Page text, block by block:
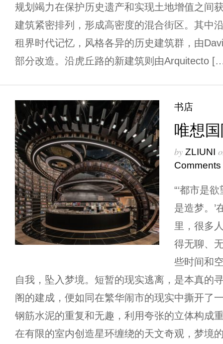
规划竭力在保护历史遗产和实现土地增值之间
建筑紧密排列，形成高密度的混合街区。其中
租界时代记忆，风格各异的历史建筑群，由
部分改造。沿虎丘路的新建筑则由Arquitecto
书店
唯想
by ZLIUNI
Comments
“‘都市是
是造梦。’
里，很多
得无聊、
些时间和
自我，坠入梦境。短暂的现实逃离，是本真
阁的建成，便如同在繁华闹市的现实中撕开了
钢筋水泥的重复和无趣，利用夸张的立体构成
在有限的室内创造星环缠绕的天文奇观，梦境